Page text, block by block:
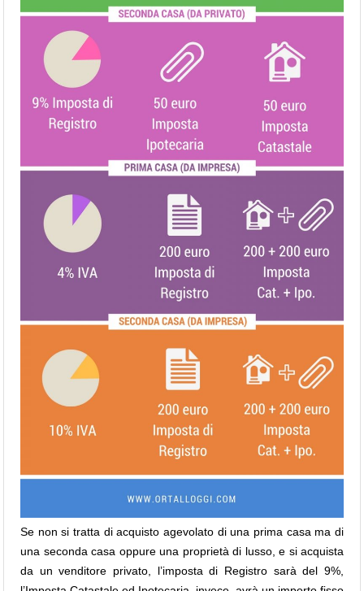
Se non si tratta di acquisto agevolato di una prima casa ma di
una seconda casa oppure una proprietà di lusso, e si acquista
da un venditore privato, l’imposta di Registro sarà del 9%,